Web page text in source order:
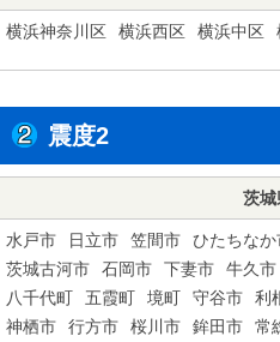
横浜神奈川区 横浜西区 横浜中区
震度2
茨城
水戸市 日立市 笠間市 ひたちなか
茨城古河市
石岡市 下妻市 牛久市
八千代町
五霞町 境町 守谷市 利
神栖市
行方市 桜川市 鉾田市 常